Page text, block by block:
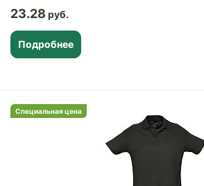
23.28
Подробнее
Специальная цена